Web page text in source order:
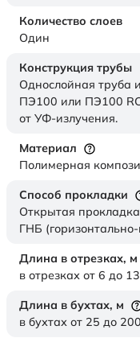
Количество слоев
Один
Конструкция трубы
Однослойная труба
ПЭ100 или ПЭ100
от УФ-излучения.
Материал
Полимерная
Способ прокладки
Открытая
ГНБ
Длина в отрезках, м
в отрезках от 6 до
Длина в бухтах, м
в бухтах от 25 до 200